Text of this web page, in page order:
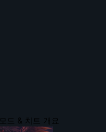
드 & 치트 개요